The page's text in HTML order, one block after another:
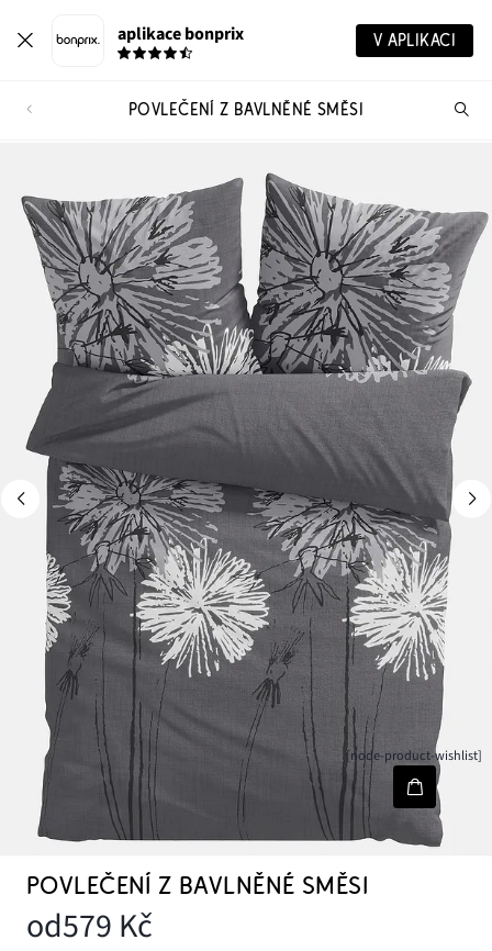
aplikace bonprix V APLIKACI
POVLEČENÍ Z BAVLNĚNÉ SMĚSI
[node-product-wishlist]
POVLEČENÍ Z BAVLNĚNÉ SMĚSI
od579 Kč